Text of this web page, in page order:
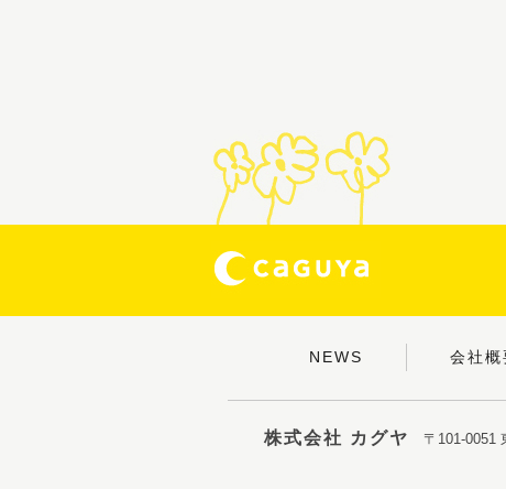
NEWS 会社概
株式会社 カグヤ 〒101-0051